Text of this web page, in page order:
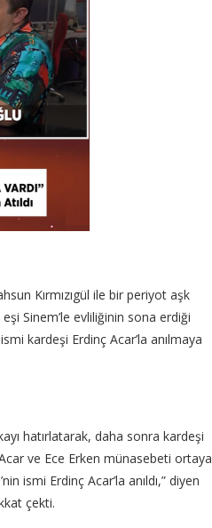
Kırmızıgül ile bir periyot aşk
eşi Sinem’le evliliğinin sona erdiği
ismi kardeşi Erdinç Acar’la anılmaya
hatırlatarak, daha sonra kardeşi
ve Ece Erken münasebeti ortaya
ismi Erdinç Acar’la anıldı,” diyen
çekti.